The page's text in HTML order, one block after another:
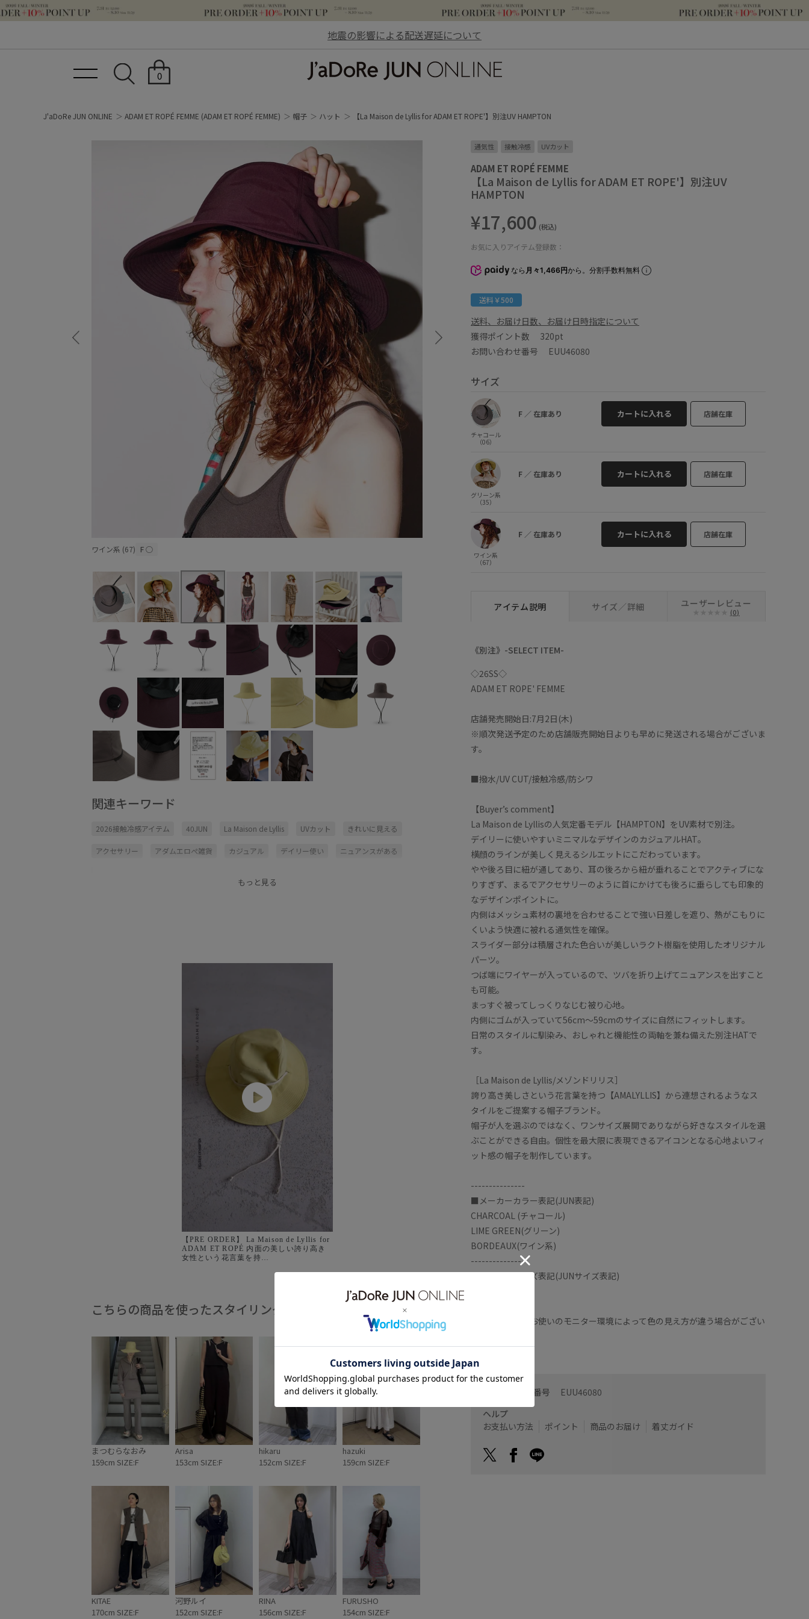
地震の影響による配送遅延について
0
J'aDoRe JUN ONLINE ADAM ET ROPÉ FEMME (ADAM ET ROPÉ FEMME) 帽子 ハット 【La Maison de Lyllis for ADAM ET ROPE'】別注UV HAMPTON
ワイン系 (67) F○
関連キーワード
2026接触冷感アイテム 40JUN La Maison de Lyllis UVカット きれいに見える
アクセサリー アダムエロぺ雑貨 カジュアル デイリー使い ニュアンスがある
もっと見る
【PRE ORDER】 La Maison de Lyllis for
ADAM ET ROPÉ 内面の美しい誇り高き
女性という花言葉を持
女性のための帽子ブランド「La Maison
なデザインのハットやキャップなど帽子3
型。 身長に合わせてバランスよく着用で
嬉しい機能を兼ね備えました。 La
Maison de Lyllisらしい心地よいフィット
感にADAM ET ROPÉのモードのエッセン
スが加わったコレクションを ぜひお楽し
みください。 ■販売開始 2026.7.2(木) 現
在J'aDoRe JUN ONLINEにて予約受付中
です！ ※順次発送予定のため店舗販売開
始日よりも早めに発送される場合がござ
います。 ■販売場所 ・ADAM ET ROPÉ
全店舗 ・J'aDoRe JUN ONLINE __
■【La Maison de Lyllis for ADAM ET
ROPÉ 】 別注UV MOUNTAIN CAP
¥13,200(税込み) ・EUU46090 ■【La
Maison de Lyllis for ADAM ET ROPÉ 】
別注UV POTHAT ¥15,400(税込み) ・
¥17,600(税込み) ・EUU46080 __
lamaisondelyllis adametrope
jadorejunonline #adametrope #summercap
こちらの商品を使ったスタイリング 全てみる
まつむらなおみ
159cm SIZE:F
Arisa
153cm SIZE:F
hikaru
152cm SIZE:F
hazuki
159cm SIZE:F
KITAE
170cm SIZE:F
河野ルイ
152cm SIZE:F
RINA
156cm SIZE:F
FURUSHO
154cm SIZE:F
通気性 接触冷感 UVカット
ADAM ET ROPÉ FEMME
【La Maison de Lyllis for ADAM ET ROPE'】別注UV
HAMPTON
¥17,600 (税込)
お気に入りアイテム登録数：
なら 月々1,466円から。分割手数料無料
送料￥500
送料、お届け日数、お届け日時指定について
獲得ポイント数 320pt
お問い合わせ番号 EUU46080
サイズ
チャコール
（06）
F ／ 在庫あり カートに入れる 店舗在庫
グリーン系
（35）
F ／ 在庫あり カートに入れる 店舗在庫
ワイン系
（67）
F ／ 在庫あり カートに入れる 店舗在庫
アイテム説明 サイズ／詳細 ユーザーレビュー
(0)
《別注》-SELECT ITEM-
◇26SS◇
ADAM ET ROPE' FEMME
店舗発売開始日:7月2日(木)
※順次発送予定のため店舗販売開始日よりも早めに発送される場合がございま
す。
■撥水/UV CUT/接触冷感/防シワ
【Buyer’s comment】
La Maison de Lyllisの人気定番モデル【HAMPTON】をUV素材で別注。
デイリーに使いやすいミニマルなデザインのカジュアルHAT。
横顔のラインが美しく見えるシルエットにこだわっています。
やや後ろ目に紐が通してあり、耳の後ろから紐が垂れることでアクティブにな
りすぎず、まるでアクセサリーのように首にかけても後ろに垂らしても印象的
なデザインポイントに。
内側はメッシュ素材の裏地を合わせることで強い日差しを遮り、熱がこもりに
くいよう快適に被れる通気性を確保。
スライダー部分は積層された色合いが美しいラクト樹脂を使用したオリジナル
パーツ。
つば端にワイヤーが入っているので、ツバを折り上げてニュアンスを出すこと
も可能。
まっすぐ被ってしっくりなじむ被り心地。
内側にゴムが入っていて56cm〜59cmのサイズに自然にフィットします。
日常のスタイルに馴染み、おしゃれと機能性の両軸を兼ね備えた別注HATで
す。
［La Maison de Lyllis/メゾンドリリス］
誇り高き美しさという花言葉を持つ【AMALYLLIS】から連想されるようなス
タイルをご提案する帽子ブランド。
帽子が人を選ぶのではなく、ワンサイズ展開でありながら好きなスタイルを選
ぶことができる自由。個性を最大限に表現できるアイコンとなる心地よいフィ
ット感の帽子を制作しています。
---------------
■メーカーカラー表記(JUN表記)
CHARCOAL (チャコール)
LIME GREEN(グリーン)
BORDEAUX(ワイン系)
---------------
■メーカーサイズ表記(JUNサイズ表記)
※撮影時の光、お使いのモニター環境によって色の見え方が違う場合がござい
お問い合わせ番号 EUU46080
ヘルプ
お支払い方法
ポイント 商品のお届け 着丈ガイド